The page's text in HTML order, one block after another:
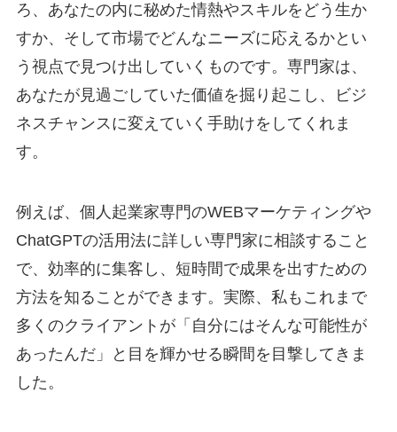
ろ、あなたの内に秘めた情熱やスキルをどう生か
すか、そして市場でどんなニーズに応えるかとい
う視点で見つけ出していくものです。専門家は、
あなたが見過ごしていた価値を掘り起こし、ビジ
ネスチャンスに変えていく手助けをしてくれま
す。
例えば、個人起業家専門のWEBマーケティングや
ChatGPTの活用法に詳しい専門家に相談すること
で、効率的に集客し、短時間で成果を出すための
方法を知ることができます。実際、私もこれまで
多くのクライアントが「自分にはそんな可能性が
あったんだ」と目を輝かせる瞬間を目撃してきま
した。